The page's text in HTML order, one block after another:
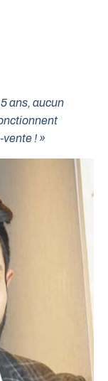
ans, aucun
! »